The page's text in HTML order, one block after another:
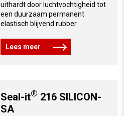
uithardt door luchtvochtigheid tot
een duurzaam permanent
elastisch blijvend rubber.
Lees meer
Seal-it® 216 SILICON-
SA